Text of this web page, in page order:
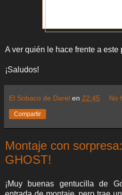
A ver quién le hace frente a este
¡Saludos!
El Sobaco de Darel en 22:45 No
Compartir
Montaje con
GHOST!
¡Muy buenas gentucilla de